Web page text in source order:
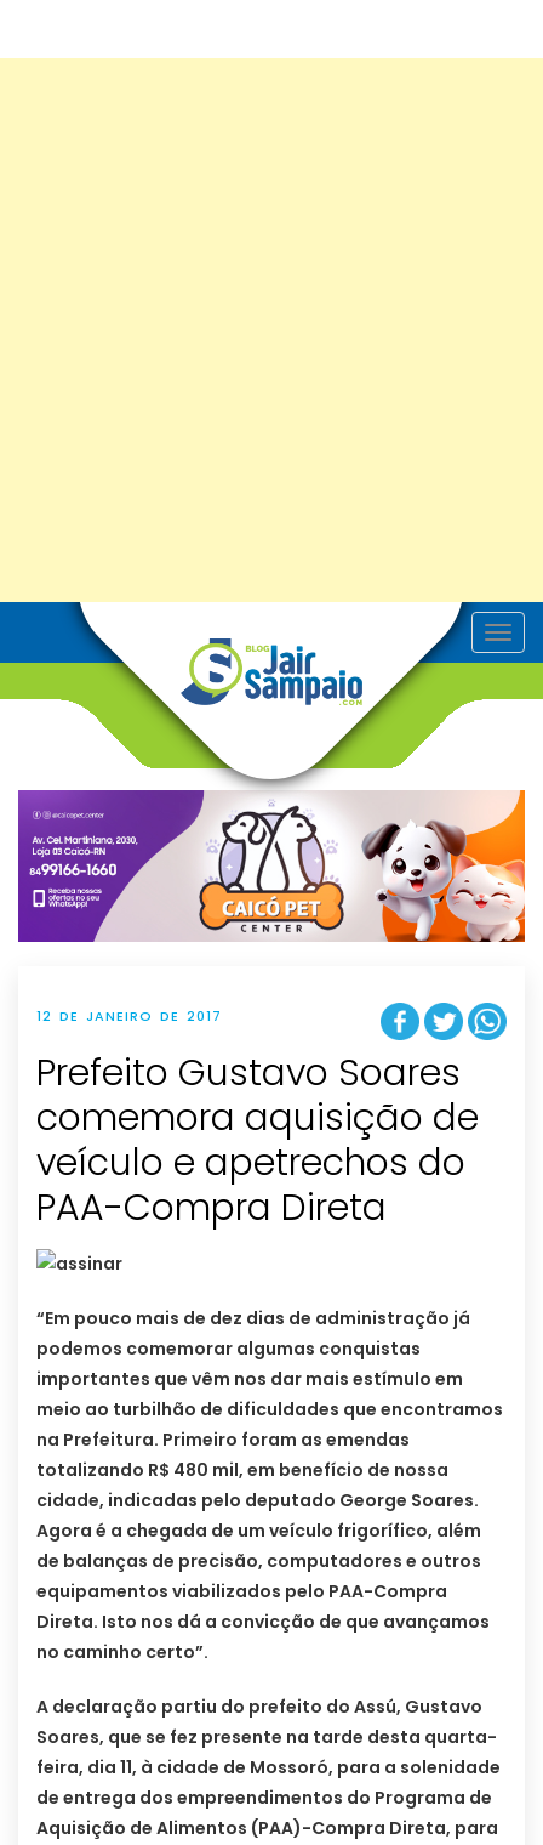
T
o
v
g
t
i
o
n
12 DE JANEIRO DE 2017
Prefeito Gustavo Soares
comemora aquisição de
veículo e apetrechos do
PAA-Compra Direta
“Em pouco mais de dez dias de administração já
podemos comemorar algumas conquistas
importantes que vêm nos dar mais estímulo em
meio ao turbilhão de dificuldades que encontramos
na Prefeitura. Primeiro foram as emendas
totalizando R$ 480 mil, em benefício de nossa
cidade, indicadas pelo deputado George Soares.
Agora é a chegada de um veículo frigorífico, além
de balanças de precisão, computadores e outros
equipamentos viabilizados pelo PAA-Compra
Direta. Isto nos dá a convicção de que avançamos
no caminho certo”.
A declaração partiu do prefeito do Assú, Gustavo
Soares, que se fez presente na tarde desta quarta-
feira, dia 11, à cidade de Mossoró, para a solenidade
de entrega dos empreendimentos do Programa de
Aquisição de Alimentos (PAA)-Compra Direta, para